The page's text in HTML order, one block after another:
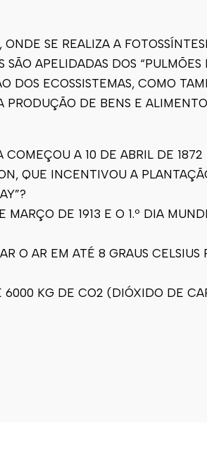
SE REALIZA A
APELIDADAS DOS
DOS ECOSSISTEMAS, COMO
DE BENS E
A 10 DE ABRIL DE 1872
QUE INCENTIVOU A
MARÇO DE 1913 E O 1.º DIA
O AR EM ATÉ 8 GRAUS
6000 KG DE CO2 (DIÓXIDO DE